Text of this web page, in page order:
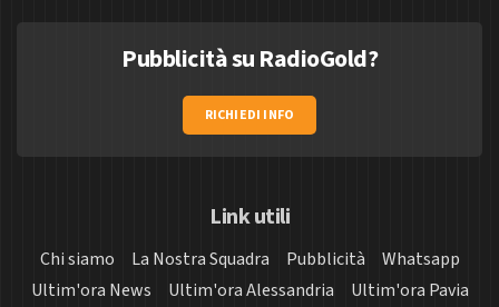
Pubblicità su RadioGold?
RICHIEDI INFO
Link utili
Chi siamo La Nostra Squadra Pubblicità
Whatsapp
Ultim'ora News
Ultim'ora Alessandria
Ultim'ora Pavia